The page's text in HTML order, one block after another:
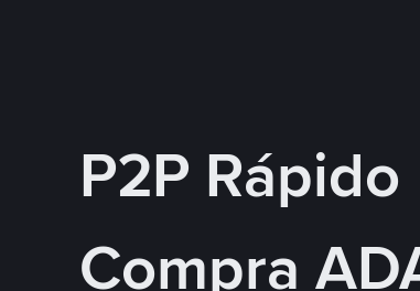
P2P Rápido
Compra